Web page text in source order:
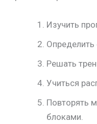
Изучить
Решать
Учиться
Повторять
блоками.